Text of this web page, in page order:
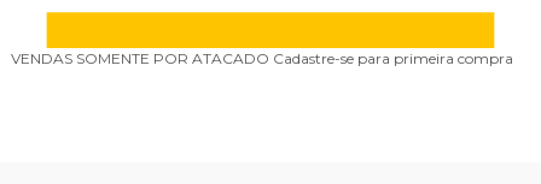
VENDAS SOMENTE POR ATACADO Cadastre-se para primeira compra